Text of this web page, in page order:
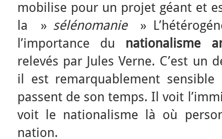
mobilise pour un projet géant et
la » sélénomanie»
l’importance du nationalisme
relevés par Jules Verne. C’est un
il est remarquablement
passent de son temps. Il voit
voit le nationalisme là où
nation.